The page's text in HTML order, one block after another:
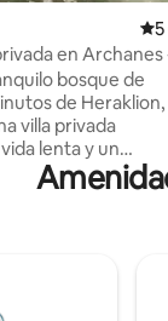
5
en Archanes
bosque de
de Heraklion,
villa privada
lenta y un
Ubicada en una
casa de 156 m²
de inmersión